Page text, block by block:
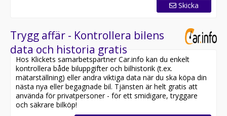
Skicka
Trygg affär - Kontrollera bilens
data och historia gratis
Hos Klickets samarbetspartner Car.info kan du enkelt
kontrollera både biluppgifter och bilhistorik (t.ex.
mätarställning) eller andra viktiga data när du ska köpa din
nästa nya eller begagnade bil. Tjänsten är helt gratis att
använda för privatpersoner - för ett smidigare, tryggare
och säkrare bilköp!